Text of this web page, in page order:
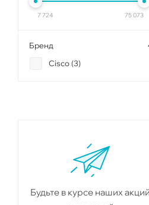
7 724 75 073
Бренд
Cisco (3)
Будьте в курсе наших акций